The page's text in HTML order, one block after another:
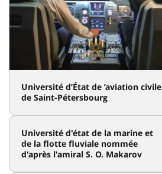
Université d’État de ’aviation civile
de Saint-Pétersbourg
Université d'état de la marine et
de la flotte fluviale nommée
d'après l'amiral S. O. Makarov